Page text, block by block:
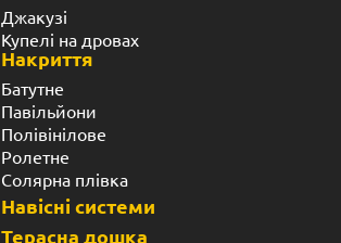
Джакузі
Купелі на дровах
Накриття
Батутне
Павільйони
Полівінілове
Ролетне
Солярна плівка
Навісні системи
Терасна дошка